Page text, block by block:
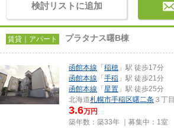
検討リストに追加
賃貸｜アパート プラタナス曙B棟
函館本線 「 稲穂 」駅 徒歩17分
函館本線 「 手稲 」駅 徒歩21分
函館本線 「 星置 」駅 徒歩25分
北海道札幌市手稲区曙二条 ３丁目
3.6万円
築年数：築33年 ｜募集中： 1室